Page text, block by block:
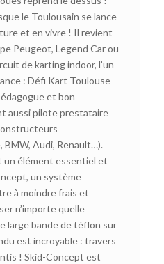
le Toulousain se lance
et en vivre ! Il revient
Peugeot, Legend Car ou
de karting indoor, l’un
: Défi Kart Toulouse
et bon
aussi pilote prestataire
Audi, Renault…).
un élément essentiel et
un système
à moindre frais et
n’importe quelle
large bande de téflon sur
est incroyable : travers
! Skid-Concept est